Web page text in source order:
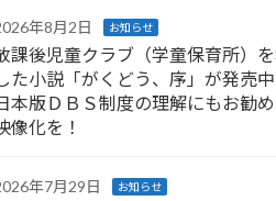
年8月2日 お知らせ
課後児童クラブ（学童保育所）
た小説「がくどう、序」が発売中
本版ＤＢＳ制度の理解にもお勧
像化を！
年7月29日 お知らせ